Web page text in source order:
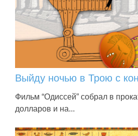
Выйду ночью в Трою с
Фильм “Одиссей” собрал в
долларов и на...